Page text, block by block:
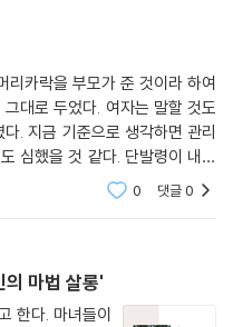
카락을 부모가 준 것이라 하여
대로 두었다. 여자는 말할 것도
. 지금 기준으로 생각하면 관리
심했을 것 같다. 단발령이 내려
고 상당히 오랫동안 극심한 반발
0 댓글0
의 마법 살롱'
한다. 마녀들이